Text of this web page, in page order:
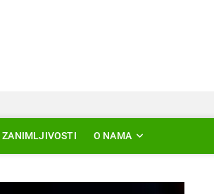
ZANIMLJIVOSTI O NAMA